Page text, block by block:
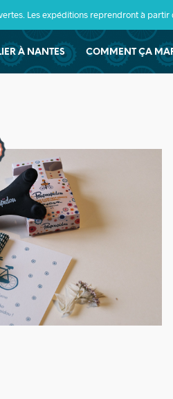
Les expéditions reprendront à partir
À NANTES COMMENT ÇA